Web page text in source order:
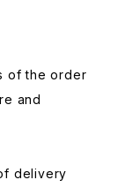
of the order
and
delivery